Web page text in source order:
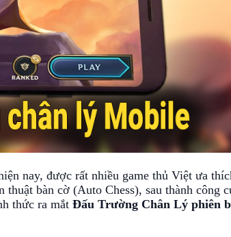
nay, được rất nhiều game thủ Việt ưa
bàn cờ (Auto Chess), sau thành công
thức ra mắt Đấu Trường Chân Lý phiên